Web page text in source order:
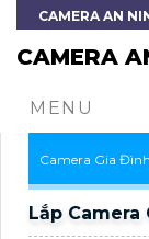
CAMERA AN
CAMERA
MENU
Camera Gia Đình
Lắp Camera